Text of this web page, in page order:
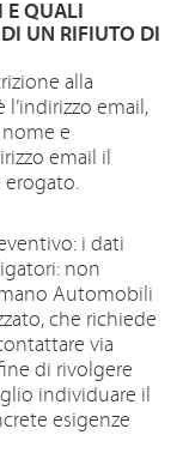
E QUALI
UN RIFIUTO DI
alla
email,
e
email il
erogato.
i dati
non
Automobili
che richiede
via
di rivolgere
individuare il
esigenze